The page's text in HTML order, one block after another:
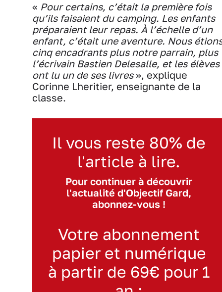
« Pour certains, c’était la première fois
qu’ils faisaient du camping. Les enfants
préparaient leur repas. À l’échelle d’un
enfant, c’était une aventure. Nous
cinq encadrants plus notre parrain, plus
l’écrivain Bastien Delesalle, et les élèves
ont lu un de ses livres», explique
Corinne Lheritier, enseignante de la
classe.
Il vous reste 80% de
l'article à lire.
Pour continuer à découvrir
l'actualité d'Objectif Gard,
abonnez-vous !
Votre abonnement
papier et numérique
à partir de 69€ pour 1